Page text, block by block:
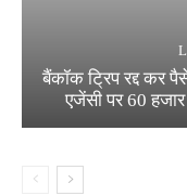
बैंकॉक ट्रिप रद्द कर
एजेंसी पर 60